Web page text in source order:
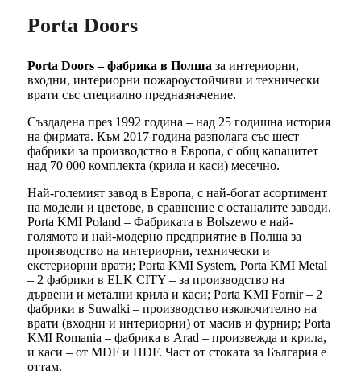
Porta Doors
Porta Doors – фабрика в Полша за интериорни,
входни, интериорни пожароустойчиви и технически
врати със специално предназначение.
Създадена през 1992 година – над 25 годишна история
на фирмата. Към 2017 година разполага със шест
фабрики за производство в Европа, с общ капацитет
над 70 000 комплекта (крила и каси) месечно.
Най-големият завод в Европа, с най-богат асортимент
на модели и цветове, в сравнение с останалите заводи.
Porta KMI Poland – Фабриката в Bolszewo е най-
голямото и най-модерно предприятие в Полша за
производство на интериорни, технически и
екстериорни врати; Porta KMI System, Porta KMI Metal
– 2 фабрики в ELK CITY – за производство на
дървени и метални крила и каси; Porta KMI Fornir – 2
фабрики в Suwalki – производство изключително на
врати (входни и интериорни) от масив и фурнир; Porta
KMI Romania – фабрика в Arad – произвежда и крила,
и каси – от MDF и HDF. Част от стоката за България е
оттам.